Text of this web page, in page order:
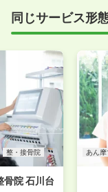
同じサービス形
整・接骨院
院 石川台
あん